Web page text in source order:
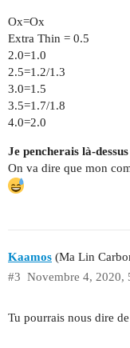
Ox=Ox
Extra Thin = 0.5
2.0=1.0
2.5=1.2/1.3
3.0=1.5
3.5=1.7/1.8
4.0=2.0
Je pencherais là-dessus
On va dire que mon
Kaamos (Ma Lin
Novembre 4, 2020,
#3
Tu pourrais nous dire